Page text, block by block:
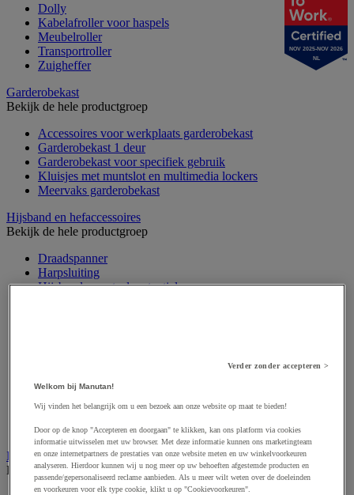
Dolly
Kabelafroller voor haspels
Meubelroller
Transportroller
Zuigheffer
Garderobekast
Bekijk de hele productgroep
Accessoires voor werkplaats garderobekast
Garderobekast 1 deur
Garderobekast voor specifiek gebruik
Kluisjes met muntslot en multimedia lockers
Meervaks garderobekast
Hijsband en hefaccessoires
Bekijk de hele productgroep
Draadspanner
Harpsluiting
Hijsband van staal en textiel
Sjorband en trekstang
Spanband
Stalen ketting
Touw en draad
Industriële en magazijnstellingen
Bekijk de hele productgroep
NOV 2025-NOV 2026
NL
Verder zonder accepteren >
Welkom bij Manutan!
Wij vinden het belangrijk om u een bezoek aan onze website op maat te bieden!
Door op de knop "Accepteren en doorgaan" te klikken, kan ons platform via cookies
informatie uitwisselen met uw browser. Met deze informatie kunnen ons marketingteam
en onze internetpartners de prestaties van onze website meten en uw winkelvoorkeuren
analyseren. Hierdoor kunnen wij u nog meer op uw behoeften afgestemde producten en
passende/gepersonaliseerd reclame aanbieden. Als u meer wilt weten over de doeleinden
en voorkeuren voor elk type cookie, klikt u op "Cookievoorkeuren".